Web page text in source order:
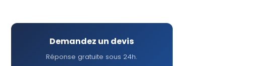
Demandez un devis
Réponse gratuite sous 24h.